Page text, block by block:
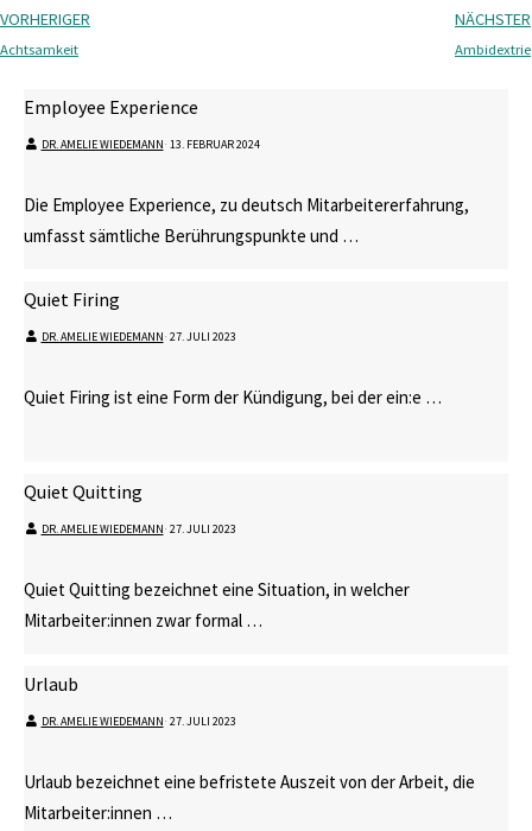
VORHERIGER
Achtsamkeit
NÄCHSTER
Ambidextrie
Employee Experience
DR. AMELIE WIEDEMANN⋅ 13. FEBRUAR 2024
Die Employee Experience, zu deutsch Mitarbeitererfahrung,
umfasst sämtliche Berührungspunkte und …
Quiet Firing
DR. AMELIE WIEDEMANN⋅ 27. JULI 2023
Quiet Firing ist eine Form der Kündigung, bei der ein:e …
Quiet Quitting
DR. AMELIE WIEDEMANN⋅ 27. JULI 2023
Quiet Quitting bezeichnet eine Situation, in welcher
Mitarbeiter:innen zwar formal …
Urlaub
DR. AMELIE WIEDEMANN⋅ 27. JULI 2023
Urlaub bezeichnet eine befristete Auszeit von der Arbeit, die
Mitarbeiter:innen …